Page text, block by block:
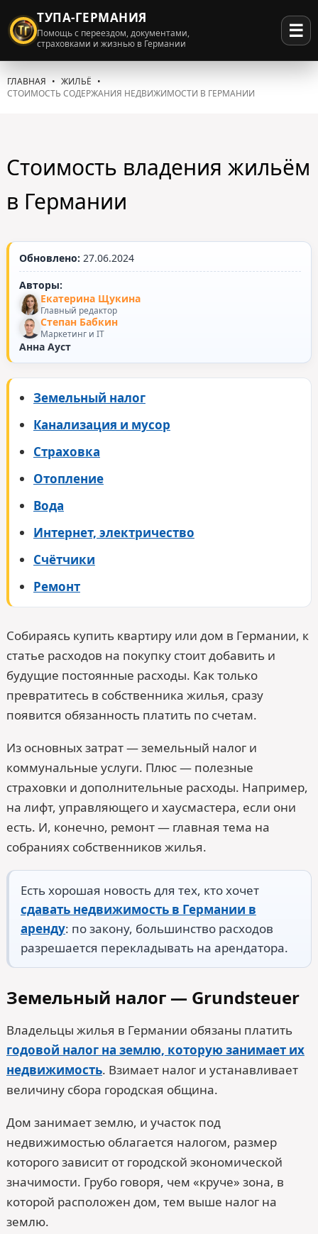
ТУПА-ГЕРМАНИЯ
Помощь с переездом, документами,
страховками и жизнью в Германии
☰
ГЛАВНАЯ
ЖИЛЬЁ
СТОИМОСТЬ СОДЕРЖАНИЯ НЕДВИЖИМОСТИ В ГЕРМАНИИ
Стоимость владения жильём
в Германии
Обновлено: 27.06.2024
Авторы:
Екатерина Щукина
Главный редактор
Степан Бабкин
Маркетинг и IT
Анна Ауст
Земельный налог
Канализация и мусор
Страховка
Отопление
Вода
Интернет, электричество
Счётчики
Ремонт
Собираясь купить квартиру или дом в Германии, к
статье расходов на покупку стоит добавить и
будущие постоянные расходы. Как только
превратитесь в собственника жилья, сразу
появится обязанность платить по счетам.
Из основных затрат — земельный налог и
коммунальные услуги. Плюс — полезные
страховки и дополнительные расходы. Например,
на лифт, управляющего и хаусмастера, если они
есть. И, конечно, ремонт — главная тема на
собраниях собственников жилья.
Есть хорошая новость для тех, кто хочет
сдавать недвижимость в Германии в
аренду: по закону, большинство расходов
разрешается перекладывать на арендатора.
Земельный налог — Grundsteuer
Владельцы жилья в Германии обязаны платить
годовой налог на землю, которую занимает их
недвижимость. Взимает налог и устанавливает
величину сбора городская община.
Дом занимает землю, и участок под
недвижимостью облагается налогом, размер
которого зависит от городской экономической
значимости. Грубо говоря, чем «круче» зона, в
которой расположен дом, тем выше налог на
землю.